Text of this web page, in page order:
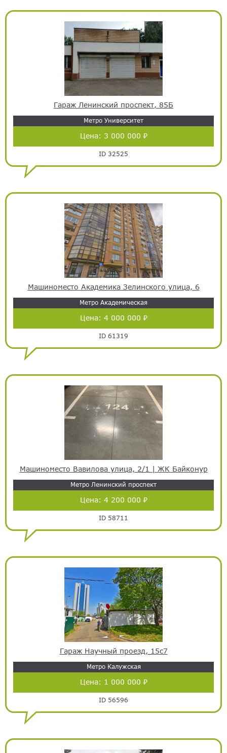
Гараж Ленинский проспект, 85Б
Метро Университет
Цена: 3 000 000 ₽
ID 32525
Машиноместо Академика Зелинского улица, 6
Метро Академическая
Цена: 4 000 000 ₽
ID 61319
Машиноместо Вавилова улица, 2/1 | ЖК Байконур
Метро Ленинский проспект
Цена: 4 200 000 ₽
ID 58711
Гараж Научный проезд, 15с7
Метро Калужская
Цена: 1 000 000 ₽
ID 56596